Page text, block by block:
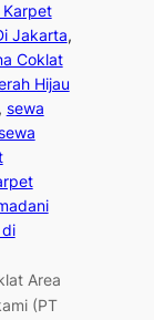
Karpet
Jakarta
Coklat
Hijau
sewa
Area
(PT